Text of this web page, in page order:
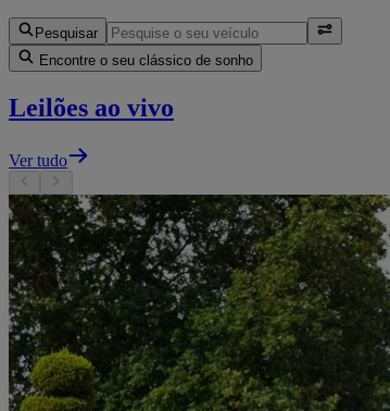
Pesquisar
Encontre o seu clássico de sonho
Leilões ao vivo
Ver tudo